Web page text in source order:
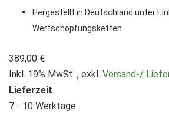
Hergestellt in Deutschland unter
Wertschöpfungsketten
389,00 €
Inkl. 19% MwSt. , exkl. Versand-/
Lieferzeit
7 - 10 Werktage